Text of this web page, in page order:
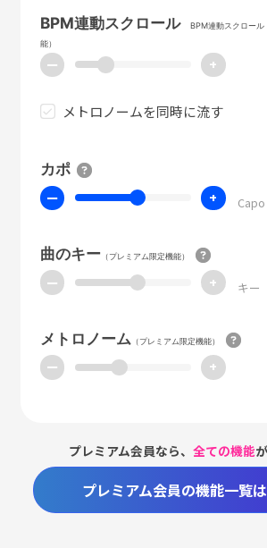
BPM連動スクロール
BPM連動スクロー
能）
ー +
メトロノームを同時に流す
カポ
ー + Capo
曲のキー（プレミアム限定機能）
ー + キー
メトロノーム （プレミアム限定機能）
ー +
プレミアム会員なら、全ての機能
プレミアム会員の機能一覧